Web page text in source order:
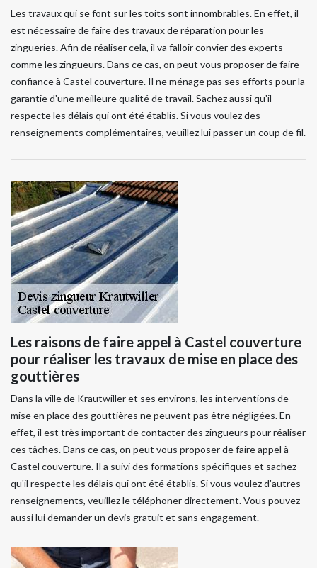
Les travaux qui se font sur les toits sont innombrables. En effet, il
est nécessaire de faire des travaux de réparation pour les
zingueries. Afin de réaliser cela, il va falloir convier des experts
comme les zingueurs. Dans ce cas, on peut vous proposer de faire
confiance à Castel couverture. Il ne ménage pas ses efforts pour la
garantie d'une meilleure qualité de travail. Sachez aussi qu'il
respecte les délais qui ont été établis. Si vous voulez des
renseignements complémentaires, veuillez lui passer un coup de fil.
Les raisons de faire appel à Castel couverture
pour réaliser les travaux de mise en place des
gouttières
Dans la ville de Krautwiller et ses environs, les interventions de
mise en place des gouttières ne peuvent pas être négligées. En
effet, il est très important de contacter des zingueurs pour réaliser
ces tâches. Dans ce cas, on peut vous proposer de faire appel à
Castel couverture. Il a suivi des formations spécifiques et sachez
qu'il respecte les délais qui ont été établis. Si vous voulez d'autres
renseignements, veuillez le téléphoner directement. Vous pouvez
aussi lui demander un devis gratuit et sans engagement.